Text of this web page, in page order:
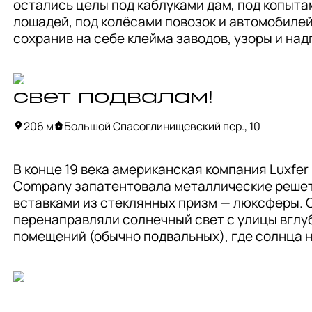
каменная тумба».
Теперь у нас есть повод смотреть не только
артефакт, который замотивирует чаще опускать
глаза.
остались целы под каблуками дам, под
лошадей, под колёсами повозок и
сохранив на себе клейма заводов, узоры и
Круглыми крышки были всегда, так дешевле и
надежнее — круглые формы лучше
нагрузку. А вот надпись делала каждую
Так, например, перед нами лежит иностранка.
города образца конца 17 века. Не чудо ли, ей
оказаться здесь?
На этом мы не заканчиваем смотреть под ноги.
Впереди — самый интересный артефакт и
свет подвалам!
206 м Большой Спасоглинищевский пер., 10
В конце 19 века американская компания Luxfer
Company запатентовала металлические
вставками из стеклянных призм — люксферы.
перенаправляли солнечный свет с улицы
помещений (обычно подвальных), где солнца
квадратик, но с обратной стороны он срезан
углом в 45°.